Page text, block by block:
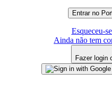
Esqueceu-
Ainda não tem
Fazer login